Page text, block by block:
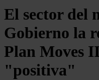
El sector del
Gobierno la
Plan Moves
"positiva"